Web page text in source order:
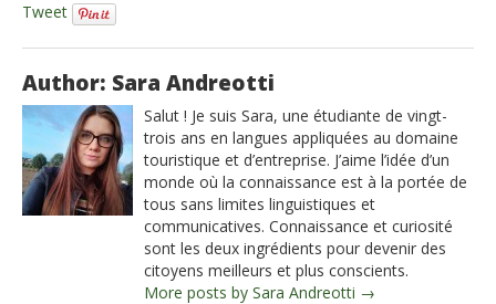
Tweet
Author: Sara Andreotti
Salut ! Je suis Sara, une étudiante de vingt-
trois ans en langues appliquées au domaine
touristique et d’entreprise. J’aime l’idée d’un
monde où la connaissance est à la portée de
tous sans limites linguistiques et
communicatives. Connaissance et curiosité
sont les deux ingrédients pour devenir des
citoyens meilleurs et plus conscients.
More posts by Sara Andreotti →